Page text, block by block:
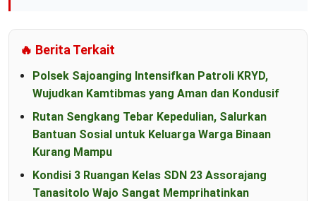
🔥 Berita Terkait
Polsek Sajoanging Intensifkan Patroli KRYD,
Wujudkan Kamtibmas yang Aman dan Kondusif
Rutan Sengkang Tebar Kepedulian, Salurkan
Bantuan Sosial untuk Keluarga Warga Binaan
Kurang Mampu
Kondisi 3 Ruangan Kelas SDN 23 Assorajang
Tanasitolo Wajo Sangat Memprihatinkan